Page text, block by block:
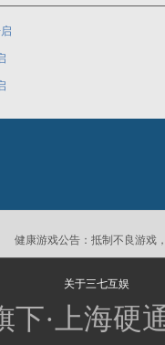
健康游戏公告： 抵制不良游戏
关于三七互娱
下·上海硬